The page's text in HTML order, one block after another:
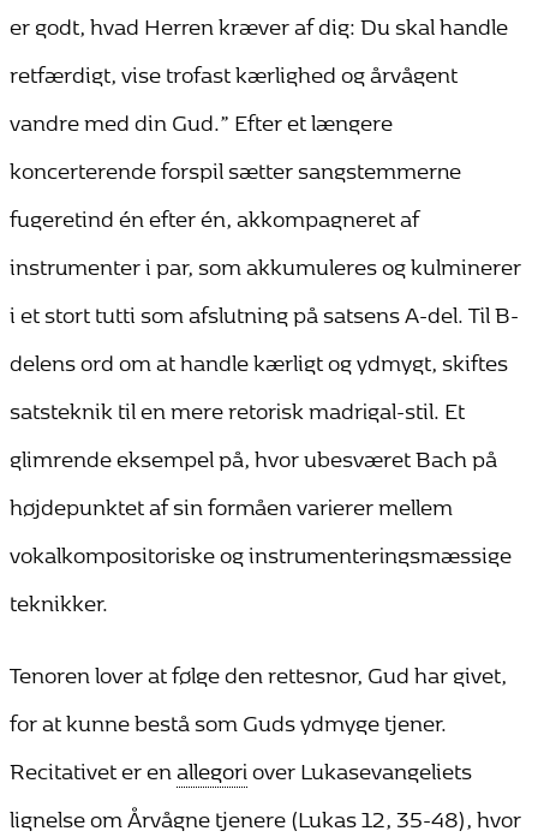
er godt, hvad Herren kræver af dig: Du skal handle
retfærdigt, vise trofast kærlighed og årvågent
vandre med din Gud.” Efter et længere
koncerterende forspil sætter sangstemmerne
fugeretind én efter én, akkompagneret af
instrumenter i par, som akkumuleres og kulminerer
i et stort tutti som afslutning på satsens A-del. Til B-
delens ord om at handle kærligt og ydmygt, skiftes
satsteknik til en mere retorisk madrigal-stil. Et
glimrende eksempel på, hvor ubesværet Bach på
højdepunktet af sin formåen varierer mellem
vokalkompositoriske og instrumenteringsmæssige
teknikker.
Tenoren lover at følge den rettesnor, Gud har givet,
for at kunne bestå som Guds ydmyge tjener.
Recitativet er enallegoriover Lukasevangeliets
lignelse om Årvågne tjenere (Lukas 12, 35-48), hvor